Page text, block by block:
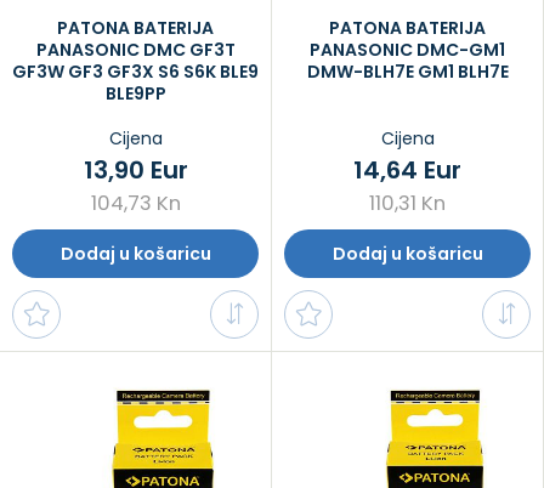
PATONA BATERIJA
PANASONIC DMC GF3T
GF3W GF3 GF3X S6 S6K BLE9
BLE9PP
Cijena
104,73 Kn
13,90 Eur
Dodaj u košaricu
PATONA BATERIJA
PANASONIC DMC-GM1
DMW-BLH7E GM1 BLH7E
Cijena
110,31 Kn
14,64 Eur
Dodaj u košaricu